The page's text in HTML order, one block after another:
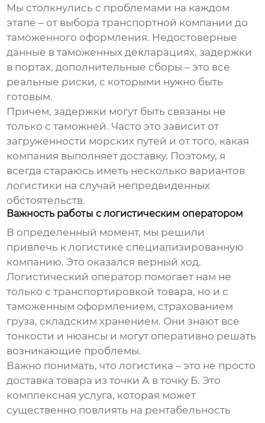
Мы столкнулись с проблемами на каждом
этапе – от выбора транспортной компании до
таможенного оформления. Недостоверные
данные в таможенных декларациях, задержки
в портах, дополнительные сборы – это все
реальные риски, с которыми нужно быть
готовым.
Причем, задержки могут быть связаны не
только с таможней. Часто это зависит от
загруженности морских путей и от того, какая
компания выполняет доставку. Поэтому, я
всегда стараюсь иметь несколько вариантов
логистики на случай непредвиденных
обстоятельств.
Важность работы с логистическим оператором
В определенный момент, мы решили
привлечь к логистике специализированную
компанию. Это оказался верный ход.
Логистический оператор помогает нам не
только с транспортировкой товара, но и с
таможенным оформлением, страхованием
груза, складским хранением. Они знают все
тонкости и нюансы и могут оперативно решать
возникающие проблемы.
Важно понимать, что логистика – это не просто
доставка товара из точки А в точку Б. Это
комплексная услуга, которая может
существенно повлиять на рентабельность